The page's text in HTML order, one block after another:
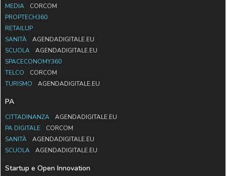
MEDIA
CORCOM
PROPTECH360
RETAILUP
SANITÀ
AGENDADIGITALE.EU
SCUOLA
AGENDADIGITALE.EU
SPACECONOMY360
TELCO
CORCOM
TURISMO
AGENDADIGITALE.EU
PA
CITTADINANZA
AGENDADIGITALE.EU
PA DIGITALE
CORCOM
SANITÀ
AGENDADIGITALE.EU
SCUOLA
AGENDADIGITALE.EU
Startup e Open Innovation